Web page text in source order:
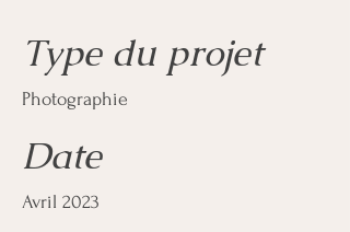
Type du projet
Photographie
Date
Avril 2023